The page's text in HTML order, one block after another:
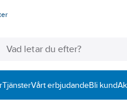
TjänsterVårt erbjudandeBli kund